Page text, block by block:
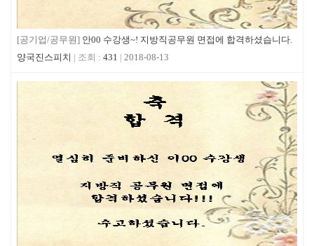
[공기업/공무원] 안00 수강생~! 지방직공무원 면접에 합격하셨습니다.
양국진스피치
431 2018-08-13